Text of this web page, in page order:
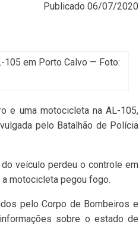
Publicado 06/07/2020
em Porto Calvo — Foto:
e uma motocicleta na AL-105,
pelo Batalhão de Polícia
veículo perdeu o controle em
motocicleta pegou fogo.
pelo Corpo de Bombeiros e
sobre o estado de